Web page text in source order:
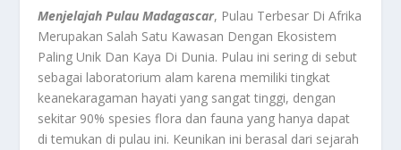
Menjelajah Pulau Madagascar, Pulau Terbesar Di Afrika
Merupakan Salah Satu Kawasan Dengan Ekosistem
Paling Unik Dan Kaya Di Dunia. Pulau ini sering di sebut
sebagai laboratorium alam karena memiliki tingkat
keanekaragaman hayati yang sangat tinggi, dengan
sekitar 90% spesies flora dan fauna yang hanya dapat
di temukan di pulau ini. Keunikan ini berasal dari sejarah